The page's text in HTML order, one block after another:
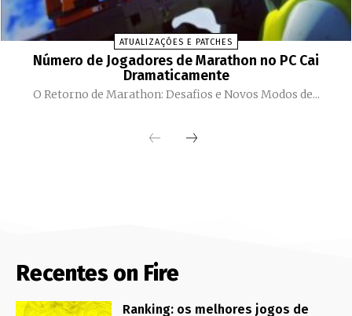
ATUALIZAÇÕES E PATCHES
Número de Jogadores de Marathon no PC Cai
Dramaticamente
O Retorno de Marathon: Desafios e Novos Modos de...
Recentes on Fire
Ranking: os melhores jogos de